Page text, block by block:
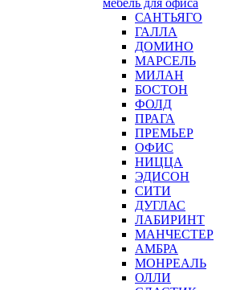
мебель для офиса
САНТЬЯГО
ГАЛЛА
ДОМИНО
МАРСЕЛЬ
МИЛАН
БОСТОН
ФОЛД
ПРАГА
ПРЕМЬЕР
ОФИС
НИЦЦА
ЭДИСОН
СИТИ
ДУГЛАС
ЛАБИРИНТ
МАНЧЕСТЕР
АМБРА
МОНРЕАЛЬ
ОЛЛИ